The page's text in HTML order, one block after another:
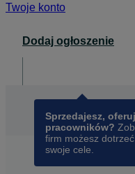
Twoje konto
Dodaj ogłoszenie
Sprzedajesz,
pracowników?
firm możesz
swoje cele.